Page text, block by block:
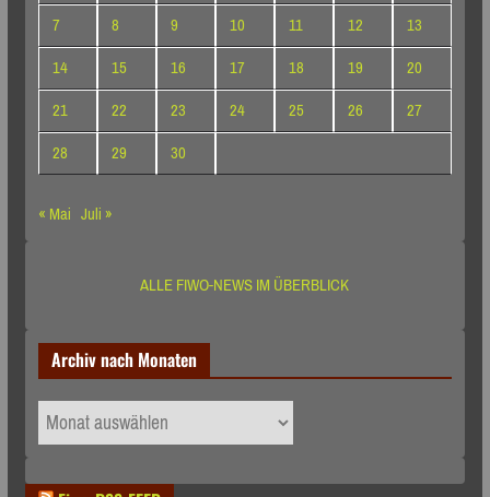
7
8 9 10 11 12
13
14
15 16 17 18 19
20
21
22 23 24 25 26
27
28
29
30
« Mai Juli »
ALLE FIWO-NEWS IM ÜBERBLICK
Archiv nach Monaten
Archiv
nach